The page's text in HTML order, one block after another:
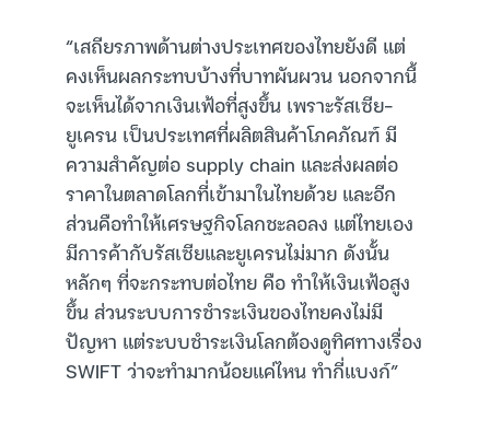
“เสถียรภาพด้านต่างประเทศของไทยยังดี แต่
คงเห็นผลกระทบบ้างที่บาทผันผวน นอกจากนี้
จะเห็นได้จากเงินเฟ้อที่สูงขึ้น เพราะรัสเซีย-
ยูเครน เป็นประเทศที่ผลิตสินค้าโภคภัณฑ์ มี
ความสำคัญต่อ supply chain และส่งผลต่อ
ราคาในตลาดโลกที่เข้ามาในไทยด้วย และอีก
ส่วนคือทำให้เศรษฐกิจโลกชะลอลง แต่ไทยเอง
มีการค้ากับรัสเซียและยูเครนไม่มาก ดังนั้น
หลักๆ ที่จะกระทบต่อไทย คือ ทำให้เงินเฟ้อสูง
ขึ้น ส่วนระบบการชำระเงินของไทยคงไม่มี
ปัญหา แต่ระบบชำระเงินโลกต้องดูทิศทางเรื่อง
SWIFT ว่าจะทำมากน้อยแค่ไหน ทำกี่แบงก์”